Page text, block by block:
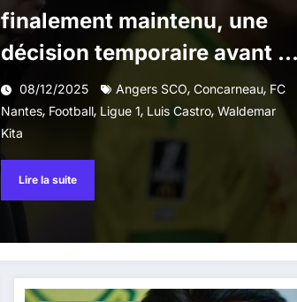
finalement maintenu, une
décision temporaire avant la
trêve
08/12/2025 Angers SCO, Concarneau, FC
Nantes, Football, Ligue 1, Luis Castro, Waldemar
Kita
Lire la suite